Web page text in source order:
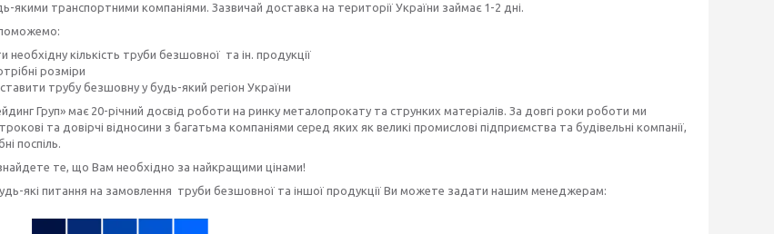
якими транспортними компаніями. Зазвичай доставка на території України займає 1-2 дні.
необхідну кількість труби безшовної та ін. продукції
розміри
трубу безшовну у будь-який регіон України
Груп» має 20-річний досвід роботи на ринку металопрокату та струнких матеріалів. За довгі роки роботи ми
та довірчі відносини з багатьма компаніями серед яких як великі промислові підприємства та будівельні компанії,
поспіль.
те, що Вам необхідно за найкращими цінами!
які питання на замовлення труби безшовної та іншої продукції Ви можете задати нашим менеджерам: